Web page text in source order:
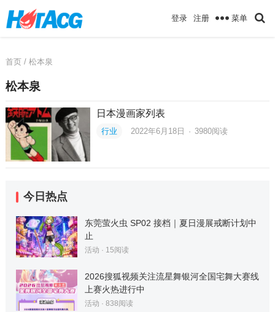
登录 注册 菜单
首页/ 松本泉
松本泉
日本漫画家列表
行业 2022年6月18日 · 3980阅读
今日热点
东莞萤火虫 SP02 接档｜夏日漫展戒断计划中
止
活动 · 15阅读
2026搜狐视频关注流星舞银河全国宅舞大赛线
上赛火热进行中
活动 · 838阅读